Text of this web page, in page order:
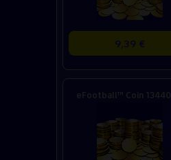
9,39 €
eFootball™ Coin 13440